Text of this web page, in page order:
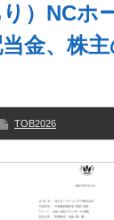
り）NC
金、株
TOB2026